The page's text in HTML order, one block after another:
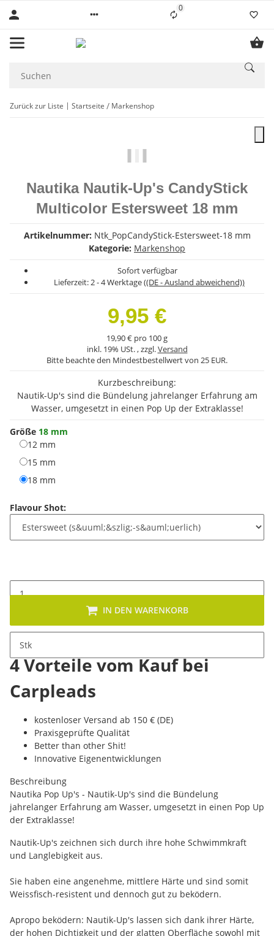
0Liste ist leer
Zurück zur Liste Startseite Markenshop
Nautika Nautik-Up's CandyStick
Multicolor Estersweet 18 mm
Artikelnummer: Ntk_PopCandyStick-Estersweet-18 mm
Kategorie: Markenshop
Sofort verfügbar
Lieferzeit:2 - 4 Werktage((DE - Ausland abweichend))
9,95 €
19,90 € pro 100 g
inkl. 19% USt. , zzgl.Versand
Bitte beachte den Mindestbestellwert von 25 EUR.
Kurzbeschreibung:
Nautik-Up's sind die Bündelung jahrelanger Erfahrung am
Wasser, umgesetzt in einen Pop Up der Extraklasse!
Größe 18 mm
12 mm
15 mm
18 mm
Flavour Shot:
Stk
IN DEN WARENKORB
4 Vorteile vom Kauf bei
Carpleads
kostenloser Versand ab 150 € (DE)
Praxisgeprüfte Qualität
Better than other Shit!
Innovative Eigenentwicklungen
Beschreibung
Nautika Pop Up's - Nautik-Up's sind die Bündelung
jahrelanger Erfahrung am Wasser, umgesetzt in einen Pop Up
der Extraklasse!
Nautik-Up's zeichnen sich durch ihre hohe Schwimmkraft
und Langlebigkeit aus.
Sie haben eine angenehme, mittlere Härte und sind somit
Weissfisch-resistent und dennoch gut zu beködern.
Apropo beködern: Nautik-Up's lassen sich dank ihrer Härte,
der hohen Dichtigkeit und der glatten Oberfläche sowohl mit